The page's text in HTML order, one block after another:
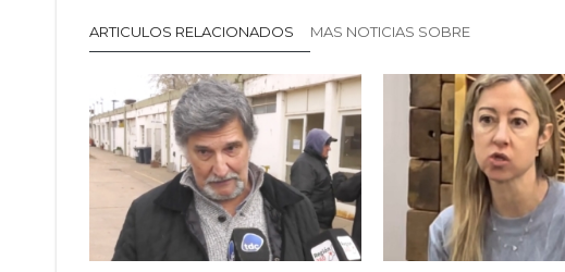
ARTICULOS RELACIONADOS MAS NOTICIAS SOBRE